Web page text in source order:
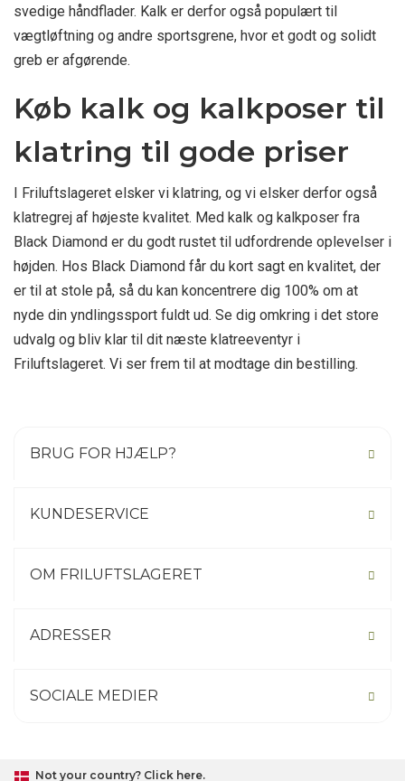
svedige håndflader. Kalk er derfor også populært til
vægtløftning og andre sportsgrene, hvor et godt og solidt
greb er afgørende.
Køb kalk og kalkposer til
klatring til gode priser
I Friluftslageret elsker vi klatring, og vi elsker derfor også
klatregrej af højeste kvalitet. Med kalk og kalkposer fra
Black Diamond er du godt rustet til udfordrende oplevelser i
højden. Hos Black Diamond får du kort sagt en kvalitet, der
er til at stole på, så du kan koncentrere dig 100% om at
nyde din yndlingssport fuldt ud. Se dig omkring i det store
udvalg og bliv klar til dit næste klatreeventyr i
Friluftslageret. Vi ser frem til at modtage din bestilling.
BRUG FOR HJÆLP?
KUNDESERVICE
OM FRILUFTSLAGERET
ADRESSER
SOCIALE MEDIER
Not your country? Click here.